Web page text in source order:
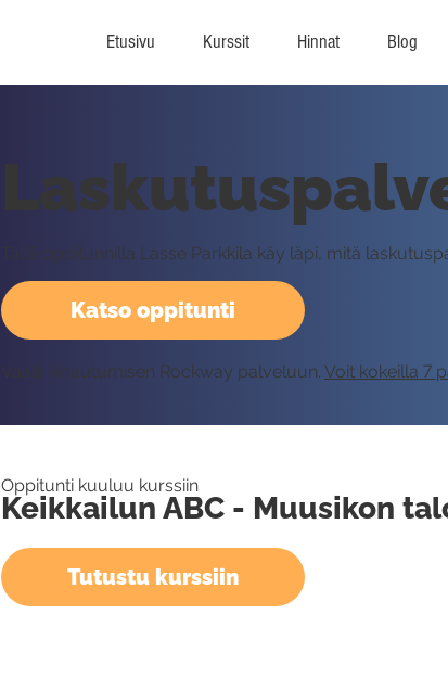
Etusivu Kurssit Hinnat Blog
Katso oppitunti
Tällä oppitunnilla Lasse Parkkila käy läpi, mitä
Vaatii kirjautumisen Rockway palveluun. Voit kokeilla 7
Oppitunti kuuluu kurssiin
Keikkailun ABC - Muusikon
Tutustu kurssiin